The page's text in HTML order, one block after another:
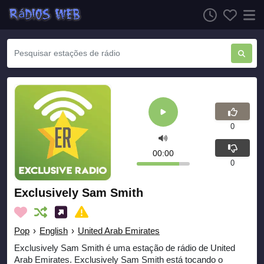
Exclusively Sam Smith
Pop › English › United Arab Emirates
Exclusively Sam Smith é uma estação de rádio de United
Arab Emirates. Exclusively Sam Smith está tocando o
00:00
0
0